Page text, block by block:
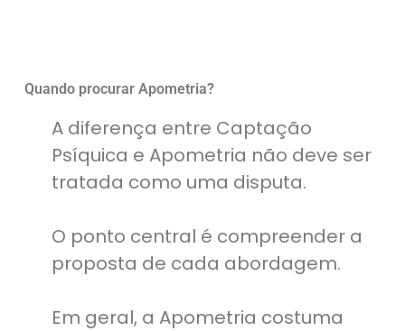
Quando procurar Apometria?
A diferença entre Captação
Psíquica e Apometria não deve ser
tratada como uma disputa.
O ponto central é compreender a
proposta de cada abordagem.
Em geral, a Apometria costuma